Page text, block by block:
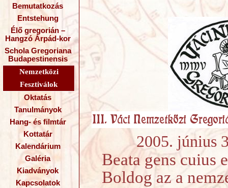
Bemutatkozás
Entstehung
Élő gregorián –
Hangzó Árpád-kor
Schola Gregoriana
Budapestinensis
Nemzetközi
Fesztiválok
Oktatás
Tanulmányok
Hang- és filmtár
Kottatár
Kalendárium
Galéria
Kiadványok
Kapcsolatok
2005. június 30
Beata gens cuius
Boldog az a